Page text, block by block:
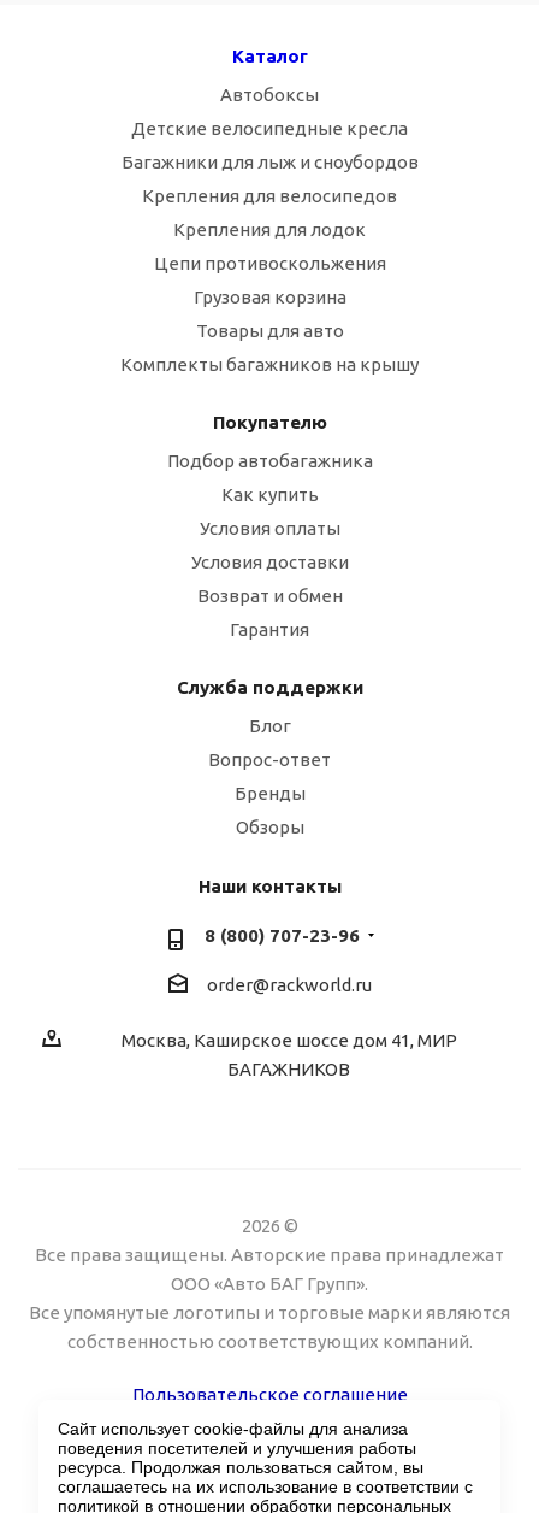
Каталог
Автобоксы
Детские велосипедные кресла
Багажники для лыж и сноубордов
Крепления для велосипедов
Крепления для лодок
Цепи противоскольжения
Грузовая корзина
Товары для авто
Комплекты багажников на крышу
Покупателю
Подбор автобагажника
Как купить
Условия оплаты
Условия доставки
Возврат и обмен
Гарантия
Служба поддержки
Блог
Вопрос-ответ
Бренды
Обзоры
Наши контакты
8 (800) 707-23-96
order@rackworld.ru
Москва, Каширское шоссе дом 41, МИР
БАГАЖНИКОВ
2026 ©
Все права защищены. Авторские права принадлежат
ООО «Авто БАГ Групп».
Все упомянутые логотипы и торговые марки являются
собственностью соответствующих компаний.
Пользовательское соглашение
Поддержка сайта Twin px
Сайт использует cookie-файлы для анализа
поведения посетителей и улучшения работы
ресурса. Продолжая пользоваться сайтом, вы
соглашаетесь на их использование в соответствии с
политикой в отношении обработки персональных